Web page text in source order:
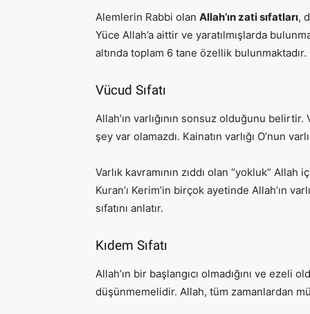
Alemlerin Rabbi olan Allah’ın zati sıfatları,
Yüce Allah’a aittir ve yaratılmışlarda
altında toplam 6 tane özellik bulunmaktadır.
Vücud Sıfatı
Allah’ın varlığının sonsuz olduğunu
şey var olamazdı. Kainatın varlığı O’nun
Varlık kavramının zıddı olan “yokluk”
Kuran’ı Kerim’in birçok ayetinde Allah’ın
sıfatını anlatır.
Kıdem Sıfatı
Allah’ın bir başlangıcı olmadığını ve ezeli
düşünmemelidir. Allah, tüm zamanlardan